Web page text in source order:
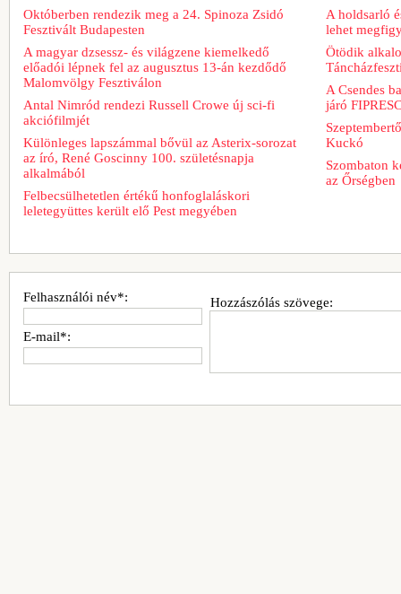
Októberben rendezik meg a 24. Spinoza Zsidó
Fesztivált Budapesten
A magyar dzsessz- és világzene kiemelkedő
előadói lépnek fel az augusztus 13-án kezdődő
Malomvölgy Fesztiválon
Antal Nimród rendezi Russell Crowe új sci-fi
akciófilmjét
Különleges lapszámmal bővül az Asterix-sorozat
az író, René Goscinny 100. születésnapja
alkalmából
Felbecsülhetetlen értékű honfoglaláskori
leletegyüttes került elő Pest megyében
A holdsarló
lehet
Ötödik
A Csendes
járó
Kuckó
Szombaton
az Őrségben
Hozzászólás szövege:
Felhasználói név*:
E-mail*: